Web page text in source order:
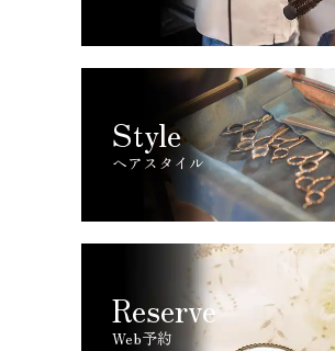
Style
ヘアスタイル
Reserve
Web予約